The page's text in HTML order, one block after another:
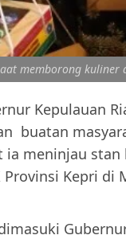
memborong kuliner
Kepulauan
buatan
ia meninjau
Kepri di